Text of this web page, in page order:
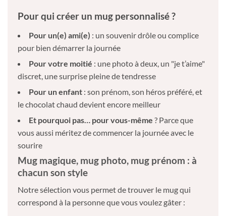
Pour qui créer un mug personnalisé ?
Pour un(e) ami(e) : un souvenir drôle ou complice
pour bien démarrer la journée
Pour votre moitié : une photo à deux, un "je t’aime"
discret, une surprise pleine de tendresse
Pour un enfant : son prénom, son héros préféré, et
le chocolat chaud devient encore meilleur
Et pourquoi pas… pour vous-même ? Parce que
vous aussi méritez de commencer la journée avec le
sourire
Mug magique, mug photo, mug prénom : à
chacun son style
Notre sélection vous permet de trouver le mug qui
correspond à la personne que vous voulez gâter :